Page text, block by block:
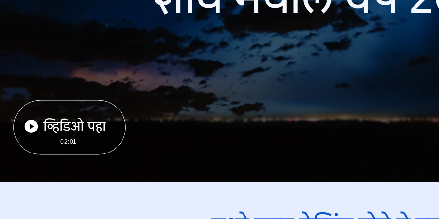
व्हिडिओ पहा
02:01